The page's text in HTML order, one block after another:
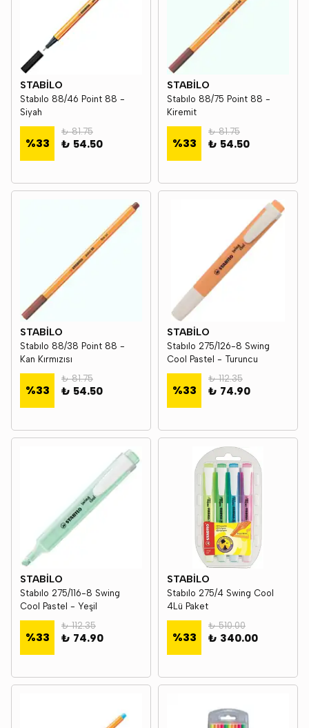
STABİLO
Stabılo 88/46 Point 88 -
Siyah
%33
₺ 81.75
₺ 54.50
STABİLO
Stabılo 88/75 Point 88 -
Kiremit
%33
₺ 81.75
₺ 54.50
STABİLO
Stabılo 88/38 Point 88 -
Kan Kırmızısı
%33
₺ 81.75
₺ 54.50
STABİLO
Stabılo 275/126-8 Swing
Cool Pastel - Turuncu
%33
₺ 112.35
₺ 74.90
STABİLO
Stabılo 275/116-8 Swing
Cool Pastel - Yeşil
%33
₺ 112.35
₺ 74.90
STABİLO
Stabılo 275/4 Swing Cool
4Lü Paket
%33
₺ 510.00
₺ 340.00